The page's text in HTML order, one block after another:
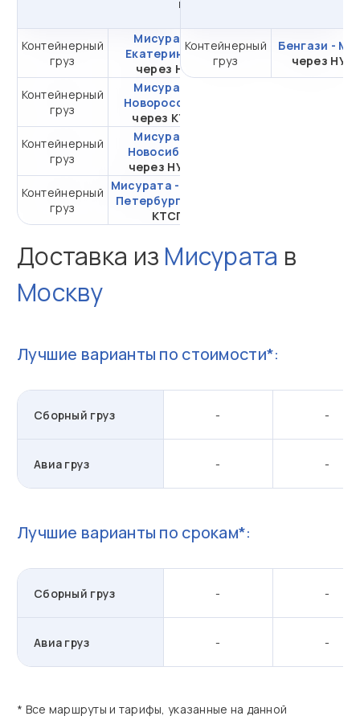
из
Контейнерный
груз
Мисурата -
Екатеринбург
через НЛЭ
от 546 693,38 ₽ за
20DC
Контейнерный
груз
Мисурата -
Новороссийск
через КТСП
Контейнерный
груз
Мисурата -
Новосибирск
через НУТЭП
Контейнерный
груз
Мисурата - Санкт-
Петербург
КТСП
Контейнерный
груз
Бенгази -
через
Доставка из Мисурата в
Москву
Лучшие варианты по стоимости*:
Сборный груз - -
Авиа груз - -
Лучшие варианты по срокам*:
Сборный груз - -
Авиа груз - -
* Все маршруты и тарифы, указанные на данной